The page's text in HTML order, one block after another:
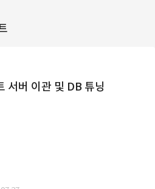
서버 이관 및 DB 튜닝